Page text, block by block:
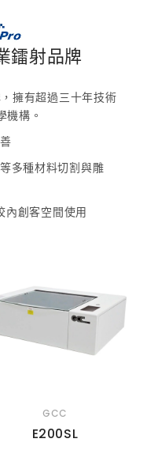
鐳射品牌
擁有超過三十年技術
機構。
多種材料切割與雕
內創客空間使用
GCC
E200SL